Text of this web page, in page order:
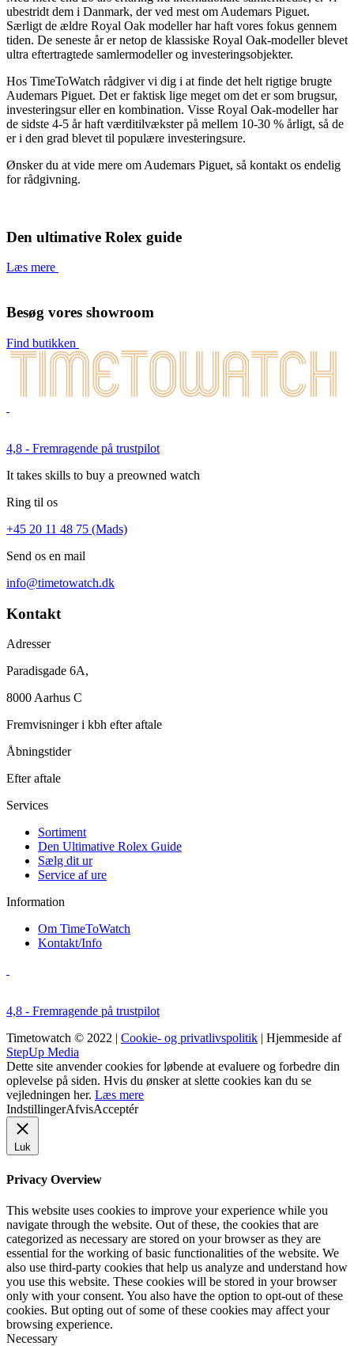
ubestridt dem i Danmark, der ved mest om Audemars Piguet.
Særligt de ældre Royal Oak modeller har haft vores fokus gennem
tiden. De seneste år er netop de klassiske Royal Oak-modeller blevet
ultra eftertragtede samlermodeller og investeringsobjekter.
Hos TimeToWatch rådgiver vi dig i at finde det helt rigtige brugte
Audemars Piguet. Det er faktisk lige meget om det er som brugsur,
investeringsur eller en kombination. Visse Royal Oak-modeller har
de sidste 4-5 år haft værditilvækster på mellem 10-30 % årligt, så de
er i den grad blevet til populære investeringsure.
Ønsker du at vide mere om Audemars Piguet, så kontakt os endelig
for rådgivning.
Den ultimative Rolex guide
Læs mere
Besøg vores showroom
Find butikken
4,8 - Fremragende på trustpilot
It takes skills to buy a preowned watch
Ring til os
+45 20 11 48 75 (Mads)
Send os en mail
info@timetowatch.dk
Kontakt
Adresser
Paradisgade 6A,
8000 Aarhus C
Fremvisninger i kbh efter aftale
Åbningstider
Efter aftale
Services
Sortiment
Den Ultimative Rolex Guide
Sælg dit ur
Service af ure
Information
Om TimeToWatch
Kontakt/Info
4,8 - Fremragende på trustpilot
Timetowatch © 2022 | Cookie- og privatlivspolitik | Hjemmeside af
StepUp Media
Dette site anvender cookies for løbende at evaluere og forbedre din
oplevelse på siden. Hvis du ønsker at slette cookies kan du se
vejledningen her. Læs mere
IndstillingerAfvisAcceptér
Luk
Privacy Overview
This website uses cookies to improve your experience while you
navigate through the website. Out of these, the cookies that are
categorized as necessary are stored on your browser as they are
essential for the working of basic functionalities of the website. We
also use third-party cookies that help us analyze and understand how
you use this website. These cookies will be stored in your browser
only with your consent. You also have the option to opt-out of these
cookies. But opting out of some of these cookies may affect your
browsing experience.
Necessary